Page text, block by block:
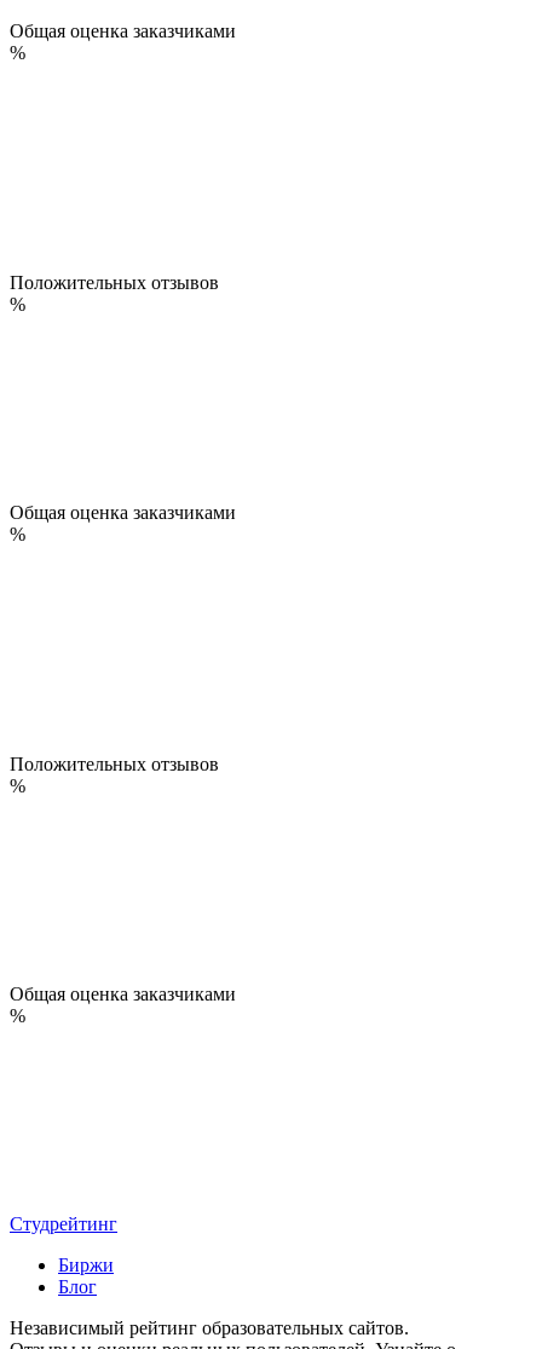
Общая оценка заказчиками
%
Положительных отзывов
%
Общая оценка заказчиками
%
Положительных отзывов
%
Общая оценка заказчиками
%
Студрейтинг
Биржи
Блог
Независимый рейтинг образовательных сайтов.